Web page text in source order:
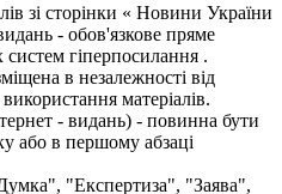
зі сторінки « Новини України
- обов'язкове пряме
гіперпосилання .
в незалежності від
матеріалів.
- видань) - повинна бути
або в першому абзаці
"Експертиза", "Заява",